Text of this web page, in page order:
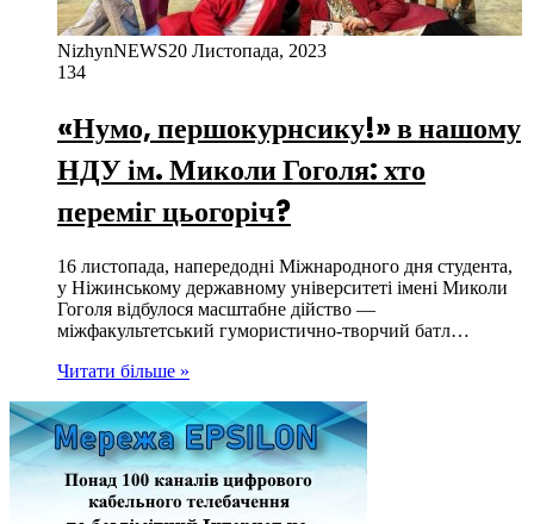
NizhynNEWS20 Листопада, 2023
134
«Нумо, першокурнсику!» в нашому
НДУ ім. Миколи Гоголя: хто
переміг цьогоріч?
16 листопада, напередодні Міжнародного дня студента,
у Ніжинському державному університеті імені Миколи
Гоголя відбулося масштабне дійство —
міжфакультетський гумористично-творчий батл…
Читати більше »